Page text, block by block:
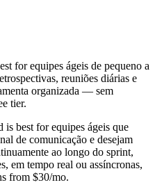
for equipes ágeis de pequeno a
reuniões diárias e
organizada — sem
tier.
is best for equipes ágeis que
de comunicação e desejam
ao longo do sprint,
em tempo real ou assíncronas,
from $30/mo.